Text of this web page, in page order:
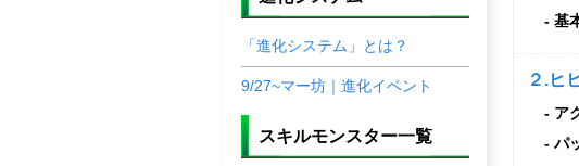
基
２.ヒ
ア
パ
「進化システム」とは？
9/27~マー坊｜進化イベント
スキルモンスター一覧